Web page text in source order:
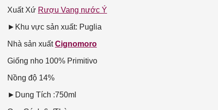
Xuất Xứ Rượu Vang nước Ý
►Khu vực sản xuất: Puglia
Nhà sản xuất Cignomoro
Giống nho 100% Primitivo
Nồng độ 14%
►Dung Tích :750ml